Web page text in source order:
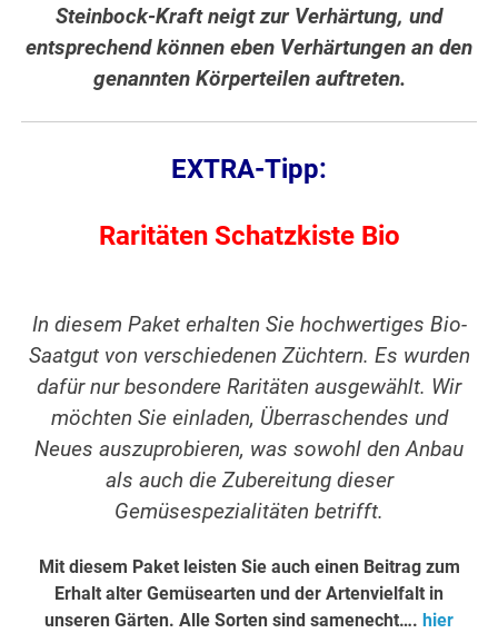
Steinbock-Kraft neigt zur Verhärtung, und
entsprechend können eben Verhärtungen an den
genannten Körperteilen auftreten.
EXTRA-Tipp:
Raritäten Schatzkiste Bio
In diesem Paket erhalten Sie hochwertiges Bio-
Saatgut von verschiedenen Züchtern. Es wurden
dafür nur besondere Raritäten ausgewählt. Wir
möchten Sie einladen, Überraschendes und
Neues auszuprobieren, was sowohl den Anbau
als auch die Zubereitung dieser
Gemüsespezialitäten betrifft.
Mit diesem Paket leisten Sie auch einen Beitrag zum
Erhalt alter Gemüsearten und der Artenvielfalt in
unseren Gärten. Alle Sorten sind samenecht…. hier